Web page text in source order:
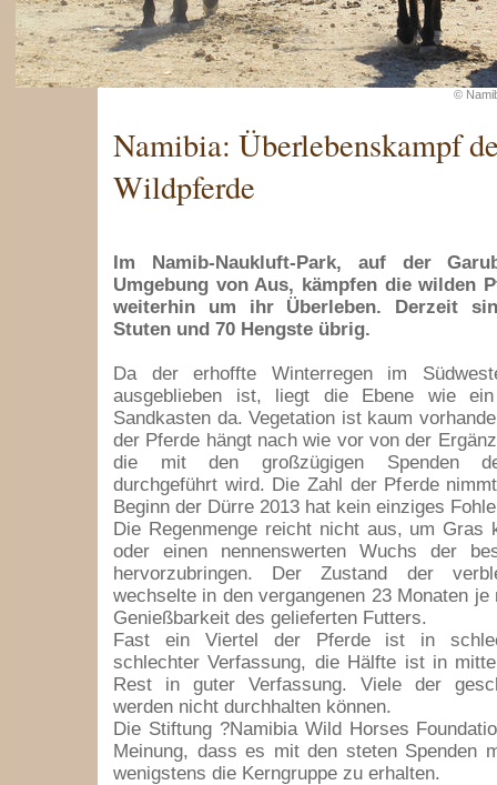
©
Namibia: Überlebenskampf
Wildpferde
Im Namib-Naukluft-Park, auf der
Umgebung von Aus, kämpfen die wilden
weiterhin um ihr Überleben. Derzeit
Stuten und 70 Hengste übrig.
Da der erhoffte Winterregen im
ausgeblieben ist, liegt die Ebene wie
Sandkasten da. Vegetation ist kaum
der Pferde hängt nach wie vor von der
die mit den großzügigen Spenden
durchgeführt wird. Die Zahl der Pferde
Beginn der Dürre 2013 hat kein einziges
Die Regenmenge reicht nicht aus, um Gras
oder einen nennenswerten Wuchs der
hervorzubringen. Der Zustand der
wechselte in den vergangenen 23 Monaten je
Genießbarkeit des gelieferten Futters.
Fast ein Viertel der Pferde ist in
schlechter Verfassung, die Hälfte ist in
Rest in guter Verfassung. Viele der
werden nicht durchhalten können.
Die Stiftung ?Namibia Wild Horses
Meinung, dass es mit den steten Spenden
wenigstens die Kerngruppe zu erhalten.